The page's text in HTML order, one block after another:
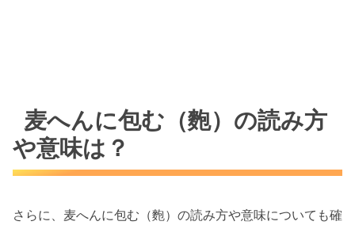
麦へんに包む（麭）の読み方
や意味は？
さらに、麦へんに包む（麭）の読み方や意味についても確